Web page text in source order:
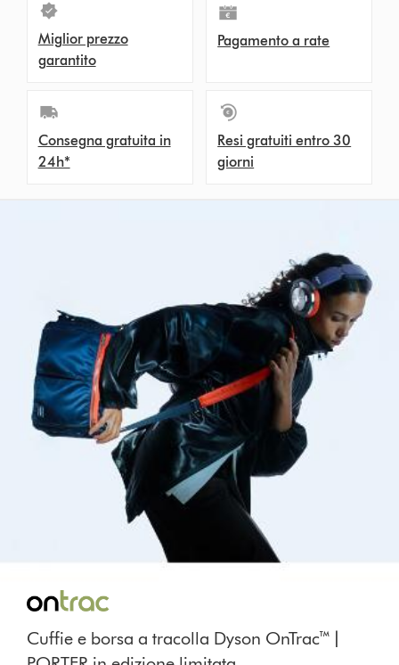
Miglior prezzo
garantito
Pagamento a rate
Consegna gratuita in
24h*
Resi gratuiti entro 30
giorni
Cuffie e borsa a tracolla Dyson OnTrac™ |